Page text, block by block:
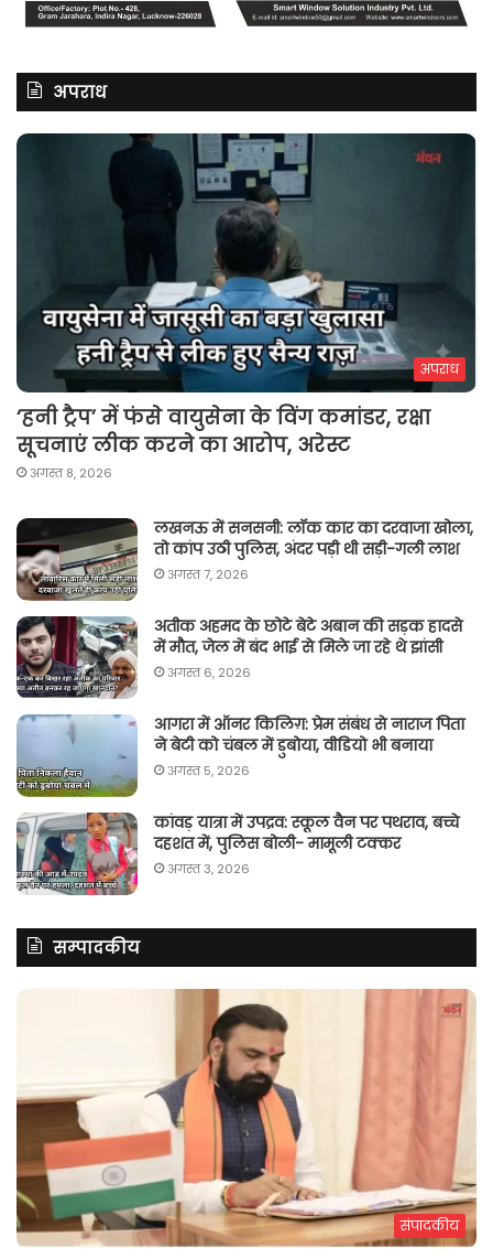
अपराध
अपराध
‘हनी ट्रैप’ में फंसे वायुसेना के विंग कमांडर, रक्षा
सूचनाएं लीक करने का आरोप, अरेस्ट
अगस्त 8, 2026
लखनऊ में सनसनी: लॉक कार का दरवाजा खोला,
तो कांप उठी पुलिस, अंदर पड़ी थी सड़ी-गली लाश
अगस्त 7, 2026
अतीक अहमद के छोटे बेटे अबान की सड़क हादसे
में मौत, जेल में बंद भाई से मिले जा रहे थे झांसी
अगस्त 6, 2026
आगरा में ऑनर किलिग़: प्रेम संबंध से नाराज पिता
ने बेटी को चंबल में डुबोया, वीडियो भी बनाया
अगस्त 5, 2026
कांवड़ यात्रा में उपद्रव: स्कूल वैन पर पथराव, बच्चे
दहशत में, पुलिस बोली- मामूली टक्कर
अगस्त 3, 2026
सम्पादकीय
संपादकीय